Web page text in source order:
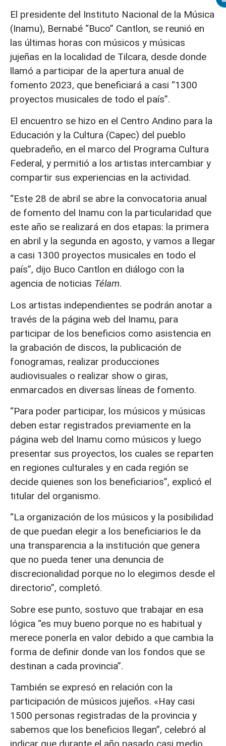
El presidente del Instituto Nacional de la Música
(Inamu), Bernabé “Buco” Cantlon, se reunió en
las últimas horas con músicos y músicas
jujeñas en la localidad de Tilcara, desde donde
llamó a participar de la apertura anual de
fomento 2023, que beneficiará a casi “1300
proyectos musicales de todo el país”.
El encuentro se hizo en el Centro Andino para la
Educación y la Cultura (Capec) del pueblo
quebradeño, en el marco del Programa Cultura
Federal, y permitió a los artistas intercambiar y
compartir sus experiencias en la actividad.
“Este 28 de abril se abre la convocatoria anual
de fomento del Inamu con la particularidad que
este año se realizará en dos etapas: la primera
en abril y la segunda en agosto, y vamos a llegar
a casi 1300 proyectos musicales en todo el
país”, dijo Buco Cantlon en diálogo con la
agencia de noticias Télam.
Los artistas independientes se podrán anotar a
través de la página web del Inamu, para
participar de los beneficios como asistencia en
la grabación de discos, la publicación de
fonogramas, realizar producciones
audiovisuales o realizar show o giras,
enmarcados en diversas líneas de fomento.
“Para poder participar, los músicos y músicas
deben estar registrados previamente en la
página web del Inamu como músicos y luego
presentar sus proyectos, los cuales se reparten
en regiones culturales y en cada región se
decide quienes son los beneficiarios”, explicó el
titular del organismo.
“La organización de los músicos y la posibilidad
de que puedan elegir a los beneficiarios le da
una transparencia a la institución que genera
que no pueda tener una denuncia de
discrecionalidad porque no lo elegimos desde el
directorio”, completó.
Sobre ese punto, sostuvo que trabajar en esa
lógica “es muy bueno porque no es habitual y
merece ponerla en valor debido a que cambia la
forma de definir donde van los fondos que se
destinan a cada provincia”.
También se expresó en relación con la
participación de músicos jujeños. «Hay casi
1500 personas registradas de la provincia y
sabemos que los beneficios llegan”, celebró al